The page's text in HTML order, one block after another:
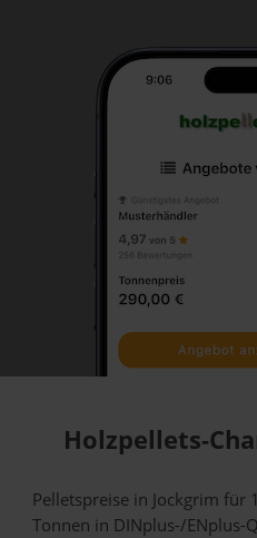
Holzpellets-
Pelletspreise in Jockgrim für
Tonnen in DINplus-/ENplus-